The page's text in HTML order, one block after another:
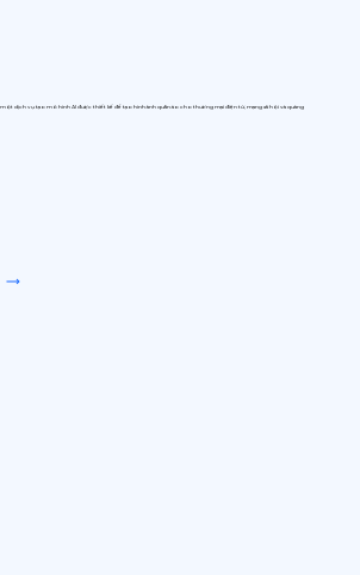
một dịch vụ tạo mô hình AI được thiết kế để tạo hình ảnh quần áo cho thương mại điện tử, mạng xã hội và quảng